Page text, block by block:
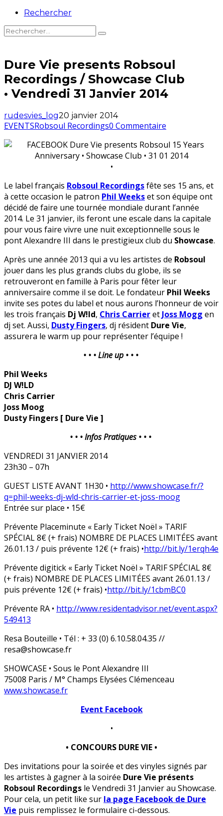
Rechercher
Dure Vie presents Robsoul
Recordings / Showcase Club
• Vendredi 31 Janvier 2014
rudesvies_log20 janvier 2014
EVENTSRobsoul Recordings0 Commentaire
•
Le label français Robsoul Recordingsfête ses 15 ans, et
à cette occasion le patron Phil Weekset son équipe ont
décidé de faire une tournée mondiale durant l’année
2014. Le 31 janvier, ils feront une escale dans la capitale
pour vous faire vivre une nuit exceptionnelle sous le
pont Alexandre III dans le prestigieux club du Showcase.
Après une année 2013 qui a vu les artistes de Robsoul
jouer dans les plus grands clubs du globe, ils se
retrouveront en famille à Paris pour fêter leur
anniversaire comme il se doit. Le fondateur Phil Weeks
invite ses potes du label et nous aurons l’honneur de voir
les trois français Dj W!ld, Chris Carrieret Joss Mogg en
dj set. Aussi, Dusty Fingers, dj résident Dure Vie,
assurera le warm up pour représenter l’équipe !
• • • Line up • • •
Phil Weeks
DJ W!LD
Chris Carrier
Joss Moog
Dusty Fingers [ Dure Vie ]
• • • Infos Pratiques • • •
VENDREDI 31 JANVIER 2014
23h30 – 07h
GUEST LISTE AVANT 1H30 • http://www.showcase.fr/?
q=phil-weeks-dj-wld-chris-carrier-et-joss-moog
Entrée sur place • 15€
Prévente Placeminute « Early Ticket Noël » TARIF
SPÉCIAL 8€ (+ frais) NOMBRE DE PLACES LIMITÉES avant
26.01.13 / puis prévente 12€ (+ frais) •http://bit.ly/1erqh4e
Prévente digitick « Early Ticket Noël » TARIF SPÉCIAL 8€
(+ frais) NOMBRE DE PLACES LIMITÉES avant 26.01.13 /
puis prévente 12€ (+ frais) •http://bit.ly/1cbmBC0
Prévente RA • http://www.residentadvisor.net/event.aspx?
549413
Resa Bouteille • Tél : + 33 (0) 6.10.58.04.35 //
resa@showcase.fr
SHOWCASE • Sous le Pont Alexandre III
75008 Paris / M° Champs Elysées Clémenceau
www.showcase.fr
Event Facebook
•
• CONCOURS DURE VIE •
Des invitations pour la soirée et des vinyles signés par
les artistes à gagner à la soirée Dure Vie présents
Robsoul Recordings le Vendredi 31 Janvier au Showcase.
Pour cela, un petit like sur la page Facebook de Dure
Vie puis remplissez le formulaire ci-dessous.